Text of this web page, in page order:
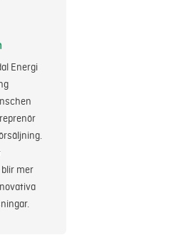
Energi
mer